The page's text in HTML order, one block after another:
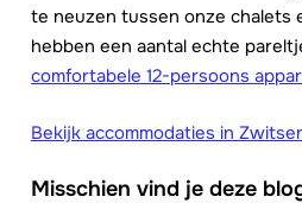
te neuzen tussen onze chalets
hebben een aantal echte
comfortabele 12-persoons
Bekijk accommodaties in
Misschien vind je deze